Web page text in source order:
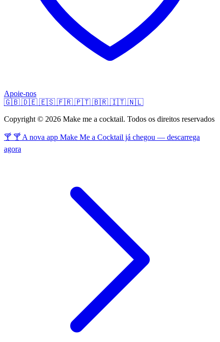
Apoie-nos
🇬🇧 🇩🇪 🇪🇸 🇫🇷 🇵🇹 🇧🇷 🇮🇹 🇳🇱
Copyright © 2026 Make me a cocktail. Todos os direitos reservados
🍸 🍸 A nova app Make Me a Cocktail já chegou — descarrega
agora